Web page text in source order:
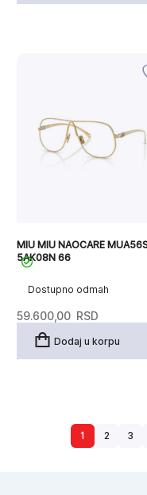
Dostupno odmah
MIU MIU NAOCARE
5AK08N 66
59.600,00 RSD
Dodaj u korpu
1 2 3